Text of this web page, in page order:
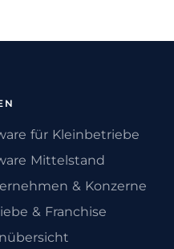
für Kleinbetriebe
Mittelstand
& Konzerne
& Franchise